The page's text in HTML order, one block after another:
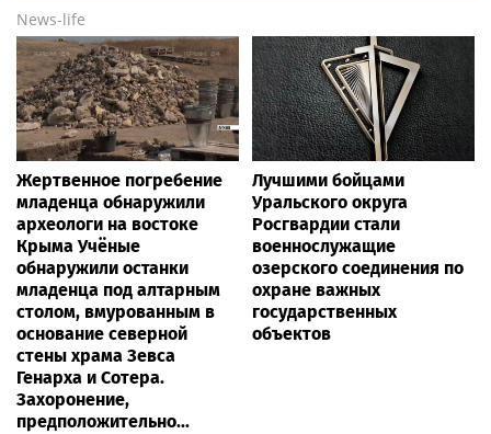
News-life
Жертвенное погребение
младенца обнаружили
археологи на востоке
Крыма Учёные
обнаружили останки
младенца под алтарным
столом, вмурованным в
основание северной
стены храма Зевса
Генарха и Сотера.
Захоронение,
предположительно...
Лучшими бойцами
Уральского округа
Росгвардии стали
военнослужащие
озерского соединения по
охране важных
государственных
объектов